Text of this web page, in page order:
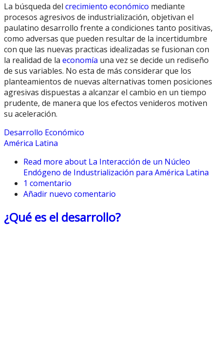
La búsqueda del crecimiento económico mediante
procesos agresivos de industrialización, objetivan el
paulatino desarrollo frente a condiciones tanto positivas,
como adversas que pueden resultar de la incertidumbre
con que las nuevas practicas idealizadas se fusionan con
la realidad de la economía una vez se decide un rediseño
de sus variables. No esta de más considerar que los
planteamientos de nuevas alternativas tomen posiciones
agresivas dispuestas a alcanzar el cambio en un tiempo
prudente, de manera que los efectos venideros motiven
su aceleración.
Desarrollo Económico
América Latina
Read more about La Interacción de un Núcleo
Endógeno de Industrialización para América Latina
1 comentario
Añadir nuevo comentario
¿Qué es el desarrollo?